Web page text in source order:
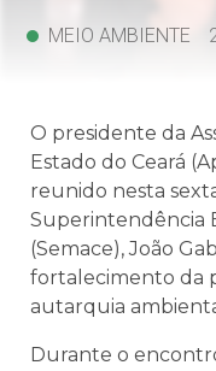
MEIO AMBIENTE
O presidente da
Estado do Ceará
reunido nesta
Superintendência
(Semace), João
fortalecimento da
autarquia
Durante o